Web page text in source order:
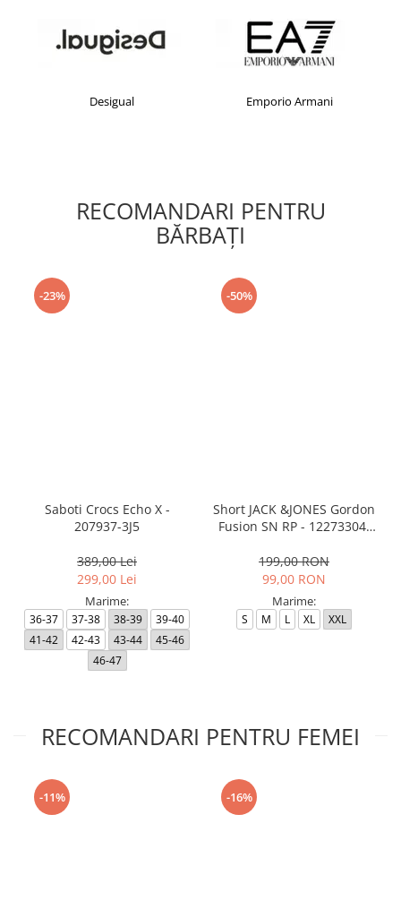
Desigual Emporio Armani
RECOMANDARI PENTRU
BĂRBAŢI
-23%
Saboti Crocs Echo X -
207937-3J5
389,00 Lei
299,00 Lei
Marime:
36-37 37-38 38-39
39-40
41-42
42-43 43-44
45-46
46-47
-50%
Short JACK &JONES Gordon
Fusion SN RP - 12273304-
199,00 RON
99,00 RON
Marime:
S M L XL XXL
RECOMANDARI PENTRU FEMEI
-11% -16%